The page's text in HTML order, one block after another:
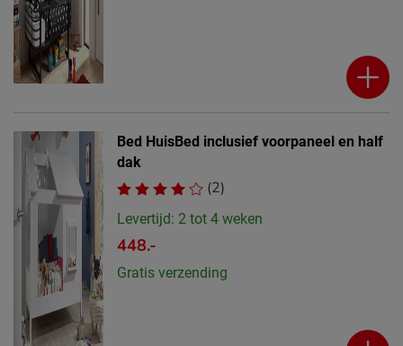
Bed HuisBed inclusief voorpaneel en half
dak
(2)
Levertijd: 2 tot 4 weken
448.-
Gratis verzending